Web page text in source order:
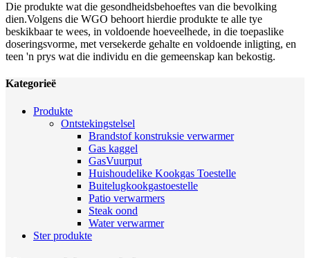
Die produkte wat die gesondheidsbehoeftes van die bevolking
dien.Volgens die WGO behoort hierdie produkte te alle tye
beskikbaar te wees, in voldoende hoeveelhede, in die toepaslike
doseringsvorme, met versekerde gehalte en voldoende inligting, en
teen 'n prys wat die individu en die gemeenskap kan bekostig.
Kategorieë
Produkte
Ontstekingstelsel
Brandstof konstruksie verwarmer
Gas kaggel
GasVuurput
Huishoudelike Kookgas Toestelle
Buitelugkookgastoestelle
Patio verwarmers
Steak oond
Water verwarmer
Ster produkte